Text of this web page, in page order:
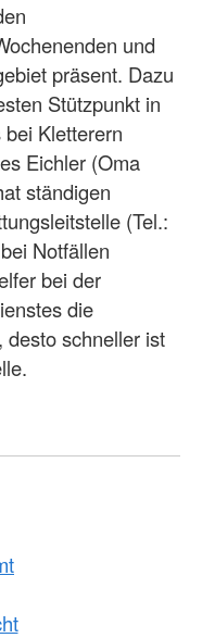
und
präsent. Dazu
Stützpunkt in
Kletterern
Eichler (Oma
ständigen
(Tel.:
Notfällen
bei der
die
desto schneller ist